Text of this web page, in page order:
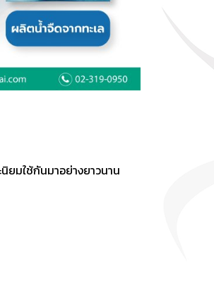
ยมใช้กันมาอย่างยาวนาน